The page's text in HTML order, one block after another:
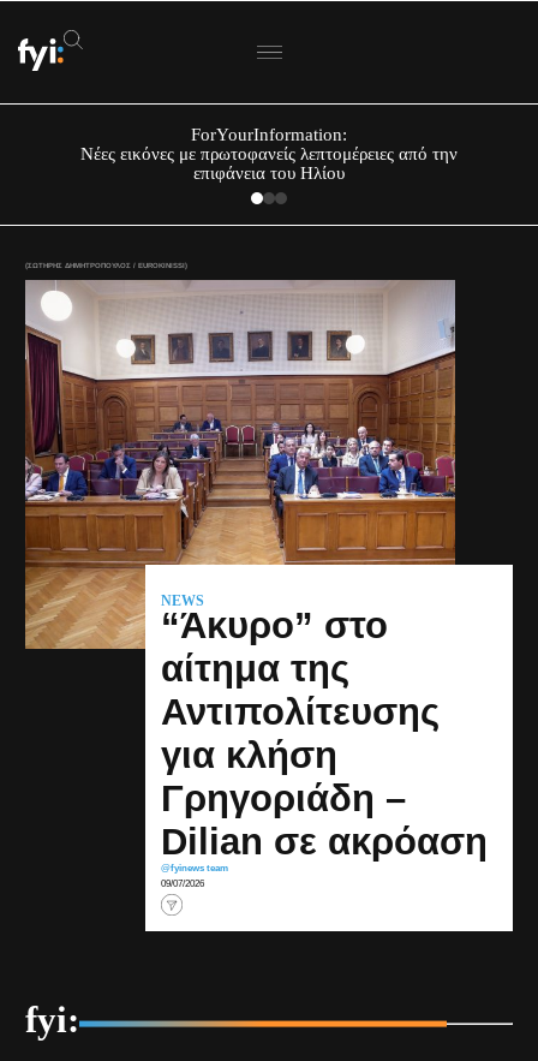
ForYourInformation:
Νέες εικόνες με πρωτοφανείς λεπτομέρειες από την
επιφάνεια του Ηλίου
(ΣΩΤΗΡΗΣ ΔΗΜΗΤΡΟΠΟΥΛΟΣ / EUROKINISSI)
NEWS
“Άκυρο” στο
αίτημα της
Αντιπολίτευσης
για κλήση
Γρηγοριάδη –
Dilian σε ακρόαση
@fyinews team
09/07/2026
fyi: